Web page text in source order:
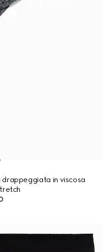
drappeggiata in viscosa